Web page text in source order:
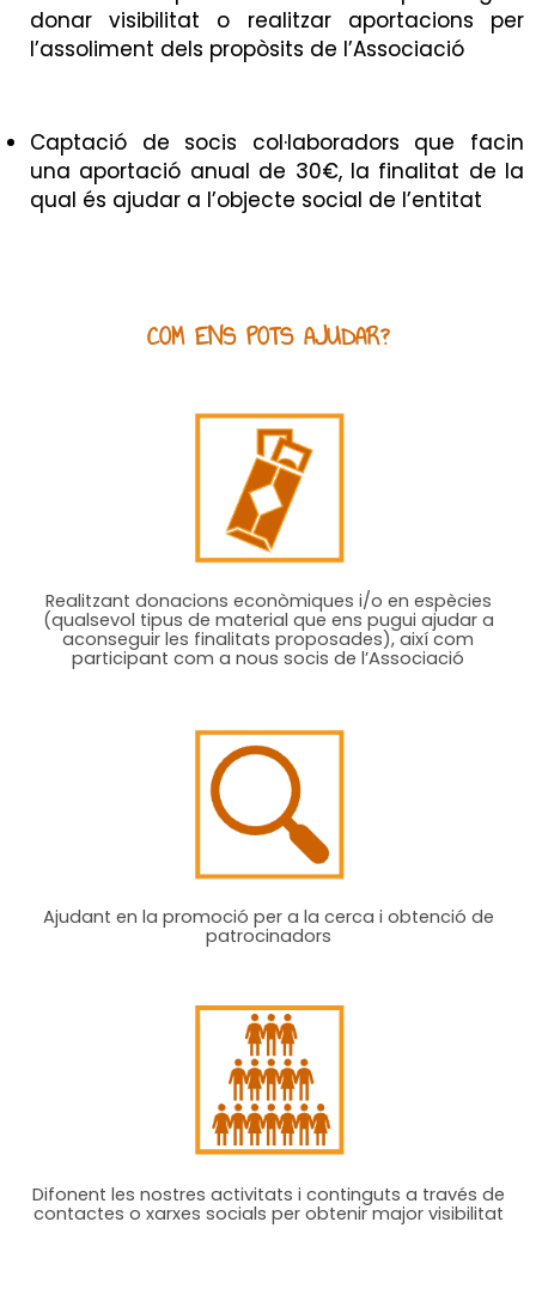
donar visibilitat o realitzar aportacions per
l’assoliment dels propòsits de l’Associació
Captació de socis col·laboradors que facin
una aportació anual de 30€, la finalitat de la
qual és ajudar a l’objecte social de l’entitat
COM ENS POTS AJUDAR?
Realitzant donacions econòmiques i/o en espècies
(qualsevol tipus de material que ens pugui ajudar a
aconseguir les finalitats proposades), així com
participant com a nous socis de l’Associació
Ajudant en la promoció per a la cerca i obtenció de
patrocinadors
Difonent les nostres activitats i continguts a través de
contactes o xarxes socials per obtenir major visibilitat